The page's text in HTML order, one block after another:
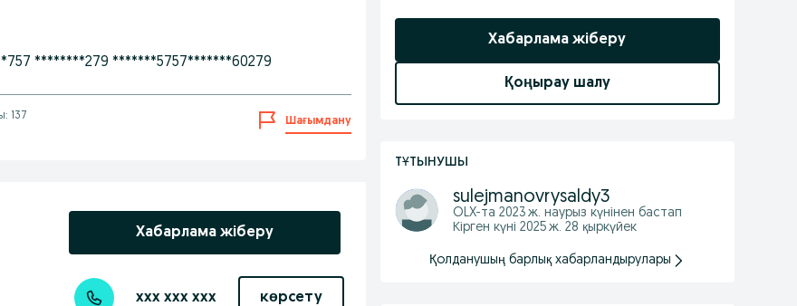
********279 *******5757*******60279
137 Шағымдану
Хабарлама жіберу
xxx xxx xxx көрсету
Хабарлама жіберу
Қоңырау шалу
ТҰТЫНУШЫ
sulejmanovrysaldy3
OLX-та 2023 ж. наурыз күнінен бастап
Кірген күні 2025 ж. 28 қыркүйек
Қолданушың барлық хабарландырулары